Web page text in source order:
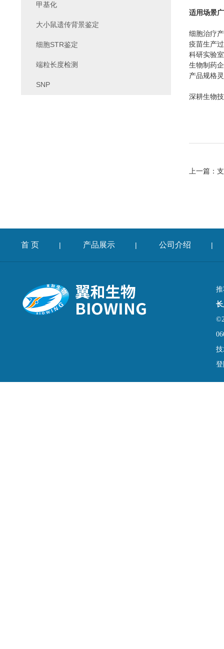
适用场景
细胞治疗
疫苗生产
科研实验
生物制药
产品规格
深耕生物
上一篇：
甲基化
大小鼠遗传背景鉴定
细胞STR鉴定
端粒长度检测
SNP
首 页 | 产品展示 | 公司介绍 |